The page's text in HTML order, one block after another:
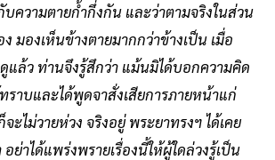
บความตายก้ำกึ่งกัน และว่าตามจริงในส่วน
มองเห็นข้างตายมากกว่าข้างเป็น เมื่อ
แล้ว ท่านจึงรู้สึกว่า แม้นมิได้บอกความคิด
ราบและได้พูดจาสั่งเสียการภายหน้าแก่
จะไม่วายห่วง จริงอยู่ พระยาทรงฯ ได้เคย
ย่าได้แพร่งพรายเรื่องนี้ให้ผู้ใดล่วงรู้เป็น